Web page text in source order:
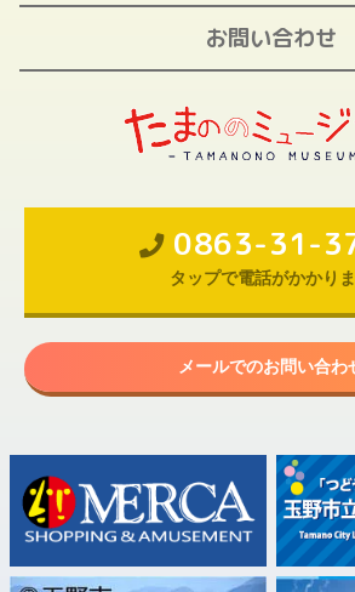
お問い合わせ
0863-31-
タップで電話がかかり
メールでのお問い合わ